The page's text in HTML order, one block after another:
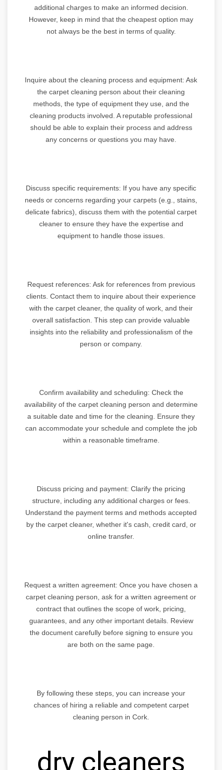
additional charges to make an informed decision.
However, keep in mind that the cheapest option may
not always be the best in terms of quality.
Inquire about the cleaning process and equipment: Ask
the carpet cleaning person about their cleaning
methods, the type of equipment they use, and the
cleaning products involved. A reputable professional
should be able to explain their process and address
any concerns or questions you may have.
Discuss specific requirements: If you have any specific
needs or concerns regarding your carpets (e.g., stains,
delicate fabrics), discuss them with the potential carpet
cleaner to ensure they have the expertise and
equipment to handle those issues.
Request references: Ask for references from previous
clients. Contact them to inquire about their experience
with the carpet cleaner, the quality of work, and their
overall satisfaction. This step can provide valuable
insights into the reliability and professionalism of the
person or company.
Confirm availability and scheduling: Check the
availability of the carpet cleaning person and determine
a suitable date and time for the cleaning. Ensure they
can accommodate your schedule and complete the job
within a reasonable timeframe.
Discuss pricing and payment: Clarify the pricing
structure, including any additional charges or fees.
Understand the payment terms and methods accepted
by the carpet cleaner, whether it's cash, credit card, or
online transfer.
Request a written agreement: Once you have chosen a
carpet cleaning person, ask for a written agreement or
contract that outlines the scope of work, pricing,
guarantees, and any other important details. Review
the document carefully before signing to ensure you
are both on the same page.
By following these steps, you can increase your
chances of hiring a reliable and competent carpet
cleaning person in Cork.
dry cleaners